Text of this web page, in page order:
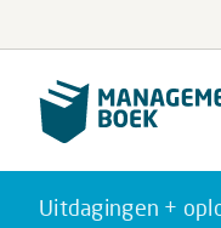
Uitdagingen +